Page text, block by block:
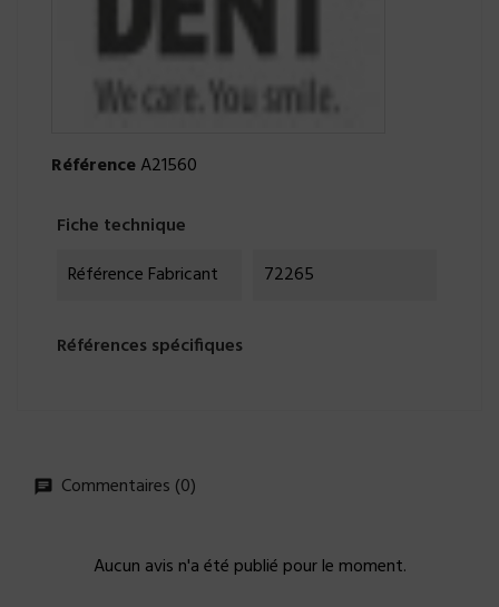
RéférenceA21560
Fiche technique
Référence Fabricant
72265
Références spécifiques
Commentaires (0)
Aucun avis n'a été publié pour le moment.